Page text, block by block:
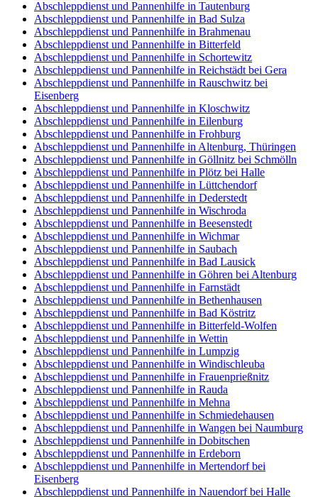
Abschleppdienst und Pannenhilfe in Tautenburg
Abschleppdienst und Pannenhilfe in Bad Sulza
Abschleppdienst und Pannenhilfe in Brahmenau
Abschleppdienst und Pannenhilfe in Bitterfeld
Abschleppdienst und Pannenhilfe in Schortewitz
Abschleppdienst und Pannenhilfe in Reichstädt bei Gera
Abschleppdienst und Pannenhilfe in Rauschwitz bei
Eisenberg
Abschleppdienst und Pannenhilfe in Kloschwitz
Abschleppdienst und Pannenhilfe in Eilenburg
Abschleppdienst und Pannenhilfe in Frohburg
Abschleppdienst und Pannenhilfe in Altenburg, Thüringen
Abschleppdienst und Pannenhilfe in Göllnitz bei Schmölln
Abschleppdienst und Pannenhilfe in Plötz bei Halle
Abschleppdienst und Pannenhilfe in Lüttchendorf
Abschleppdienst und Pannenhilfe in Dederstedt
Abschleppdienst und Pannenhilfe in Wischroda
Abschleppdienst und Pannenhilfe in Beesenstedt
Abschleppdienst und Pannenhilfe in Wichmar
Abschleppdienst und Pannenhilfe in Saubach
Abschleppdienst und Pannenhilfe in Bad Lausick
Abschleppdienst und Pannenhilfe in Göhren bei Altenburg
Abschleppdienst und Pannenhilfe in Farnstädt
Abschleppdienst und Pannenhilfe in Bethenhausen
Abschleppdienst und Pannenhilfe in Bad Köstritz
Abschleppdienst und Pannenhilfe in Bitterfeld-Wolfen
Abschleppdienst und Pannenhilfe in Wettin
Abschleppdienst und Pannenhilfe in Lumpzig
Abschleppdienst und Pannenhilfe in Windischleuba
Abschleppdienst und Pannenhilfe in Frauenprießnitz
Abschleppdienst und Pannenhilfe in Rauda
Abschleppdienst und Pannenhilfe in Mehna
Abschleppdienst und Pannenhilfe in Schmiedehausen
Abschleppdienst und Pannenhilfe in Wangen bei Naumburg
Abschleppdienst und Pannenhilfe in Dobitschen
Abschleppdienst und Pannenhilfe in Erdeborn
Abschleppdienst und Pannenhilfe in Mertendorf bei
Eisenberg
Abschleppdienst und Pannenhilfe in Nauendorf bei Halle